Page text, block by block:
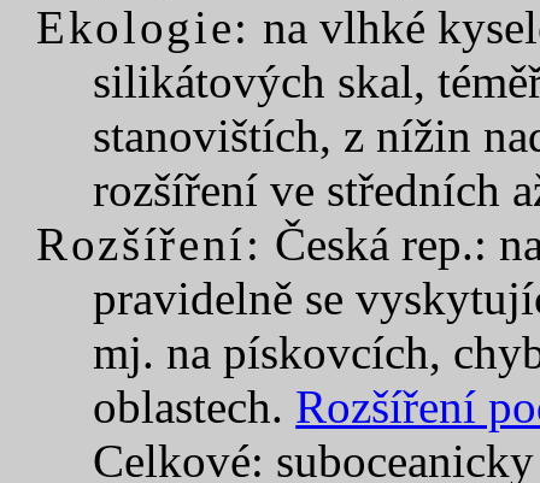
Ekologie: na vlhké
silikátových skal,
stanovištích, z nížin
rozšíření ve středních
Rozšíření: Česká rep.:
pravidelně se
mj. na pískovcích,
oblastech. Rozšíření
Celkové: